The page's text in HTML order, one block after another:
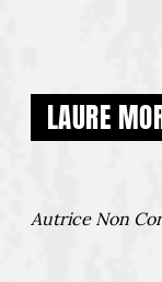
LAURE
Autrice Non